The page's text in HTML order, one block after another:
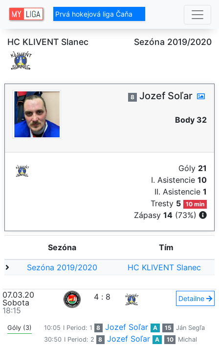
Prvá hokejová liga Čaňa
HC KLIVENT Slanec Sezóna 2019/2020
8 Jozef Soľar
Body 32
Góly 21
I. Asistencie 10
II. Asistencie 1
Tresty 5 10 min
Zápasy 14 (73%)
Sezóna Tím
Sezóna 2019/2020 HC KLIVENT Slanec
07.03.20
Sobota
18:15
4 : 8 Detailne
Góly (3) 10:05 I Period: 1 8 Jozef Soľar A 15
Ján Segľa
30:50 I Period: 2 8 Jozef Soľar A 10
Michal